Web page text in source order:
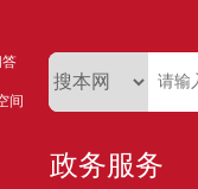
间
政务服务